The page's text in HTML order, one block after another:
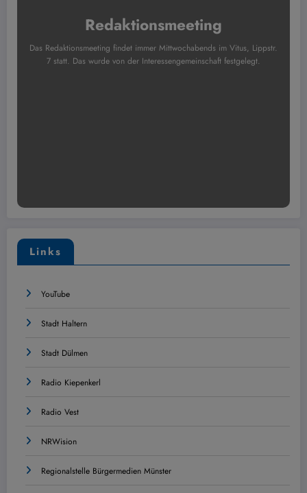
Redaktionsmeeting
Das Redaktionsmeeting findet immer Mittwochabends im Vitus, Lippstr.
7 statt. Das wurde von der Interessengemeinschaft festgelegt.
Links
YouTube
Stadt Haltern
Stadt Dülmen
Radio Kiepenkerl
Radio Vest
NRWision
Regionalstelle Bürgermedien Münster